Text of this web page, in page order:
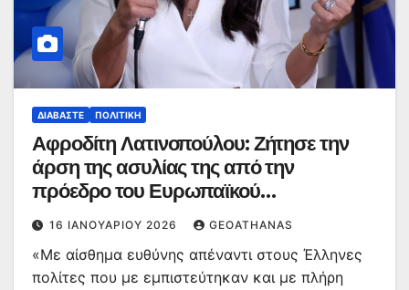
ΔΙΑΒΆΣΤΕ ΠΟΛΙΤΙΚΉ
Αφροδίτη Λατινοπούλου: Ζήτησε την
άρση της ασυλίας της από την
πρόεδρο του Ευρωπαϊκού
Κοινοβουλίου
16 ΙΑΝΟΥΑΡΊΟΥ 2026 GEOATHANAS
«Με αίσθημα ευθύνης απέναντι στους Έλληνες
πολίτες που με εμπιστεύτηκαν και με πλήρη